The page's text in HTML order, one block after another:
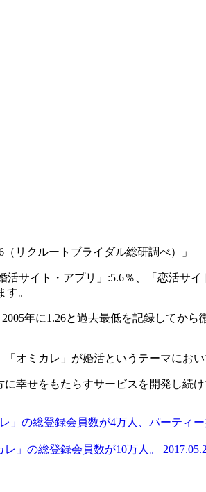
（リクルートブライダル総研調べ）」
サイト・アプリ」:5.6％、「恋活サ
。
年に1.26と過去最低を記録してか
オミカレ」が婚活というテーマにお
幸せをもたらすサービスを開発し続け
」の総登録会員数が4万人、パーティー
」の総登録会員数が10万人。